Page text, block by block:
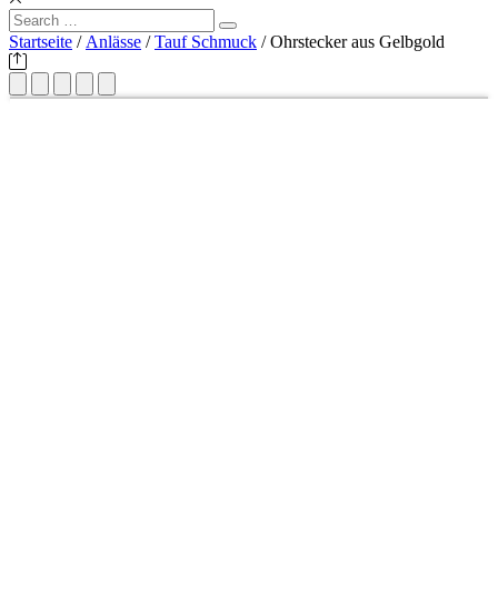
Search
for:
Search
Startseite / Anlässe /Tauf Schmuck / Ohrstecker aus Gelbgold